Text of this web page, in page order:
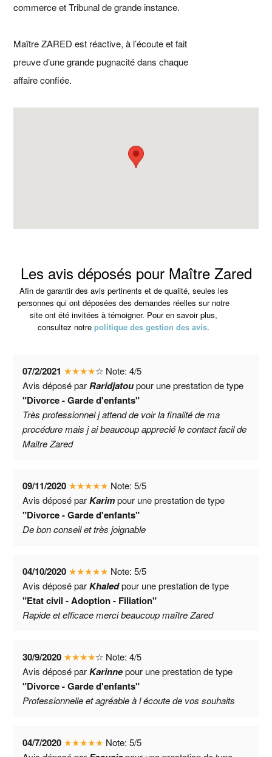
commerce et Tribunal de grande instance.
Maître ZARED est réactive, à l’écoute et fait
preuve d’une grande pugnacité dans chaque
affaire confiée.
Les avis déposés pour Maître Zared
Afin de garantir des avis pertinents et de qualité, seules les
personnes qui ont déposées des demandes réelles sur notre
site ont été invitées à témoigner. Pour en savoir plus,
consultez notrepolitique des gestion des avis.
07/2/2021 ★★★★☆ Note:4/5
Avis déposé par Raridjatoupour une prestation de type
"Divorce - Garde d'enfants"
Très professionnel j attend de voir la finalité de ma
procédure mais j ai beaucoup apprecié le contact facil de
Maitre Zared
09/11/2020 ★★★★★ Note:5/5
Avis déposé parKarimpour une prestation de type
"Divorce - Garde d'enfants"
De bon conseil et très joignable
04/10/2020 ★★★★★ Note:5/5
Avis déposé parKhaledpour une prestation de type
"Etat civil - Adoption - Filiation"
Rapide et efficace merci beaucoup maître Zared
30/9/2020 ★★★★☆ Note:4/5
Avis déposé parKarinnepour une prestation de type
"Divorce - Garde d'enfants"
Professionnelle et agréable à l écoute de vos souhaits
04/7/2020 ★★★★★ Note:5/5